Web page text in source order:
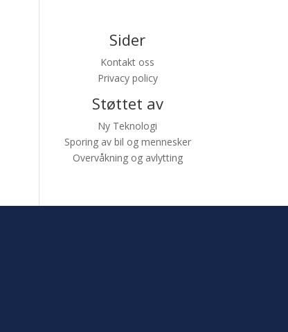
Sider
Kontakt oss
Privacy policy
Støttet av
Ny Teknologi
Sporing av bil og mennesker
Overvåkning og avlytting